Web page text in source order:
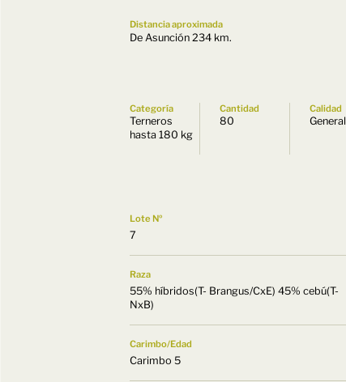
Distancia aproximada
De Asunción 234 km.
Categoría
Terneros
hasta 180 kg
Cantidad
80
Calidad
General
Lote Nº
7
Raza
55% híbridos(T- Brangus/CxE) 45% cebú(T-
NxB)
Carimbo/Edad
Carimbo 5